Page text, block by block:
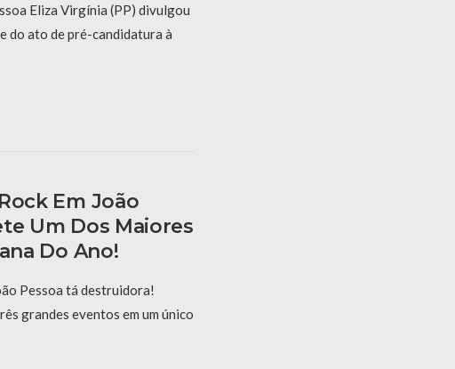
Eliza Virgínia (PP) divulgou
do ato de pré-candidatura à
Em João
Um Dos Maiores
Do Ano!
Pessoa tá destruidora!
grandes eventos em um único